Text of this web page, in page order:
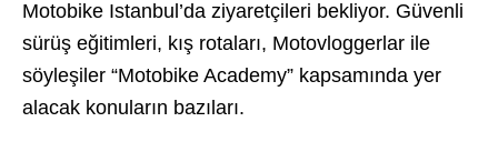
Motobike Istanbul’da ziyaretçileri bekliyor. Güvenli
sürüş eğitimleri, kış rotaları, Motovloggerlar ile
söyleşiler “Motobike Academy” kapsamında yer
alacak konuların bazıları.